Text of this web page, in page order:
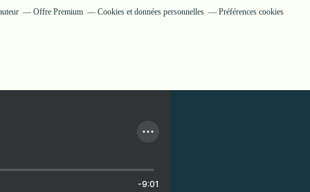
Offre Premium Cookies et données personnelles Préférences cookies
-9:01